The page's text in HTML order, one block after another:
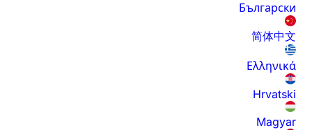
Български
简体中文
Ελληνικά
Hrvatski
Magyar